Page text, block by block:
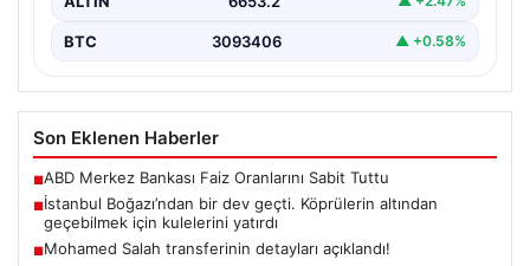
BTC 3093406 ▲ +0.58%
Son Eklenen Haberler
■ABD Merkez Bankası Faiz Oranlarını Sabit Tuttu
■İstanbul Boğazı’ndan bir dev geçti. Köprülerin altından
geçebilmek için kulelerini yatırdı
■Mohamed Salah transferinin detayları açıklandı!